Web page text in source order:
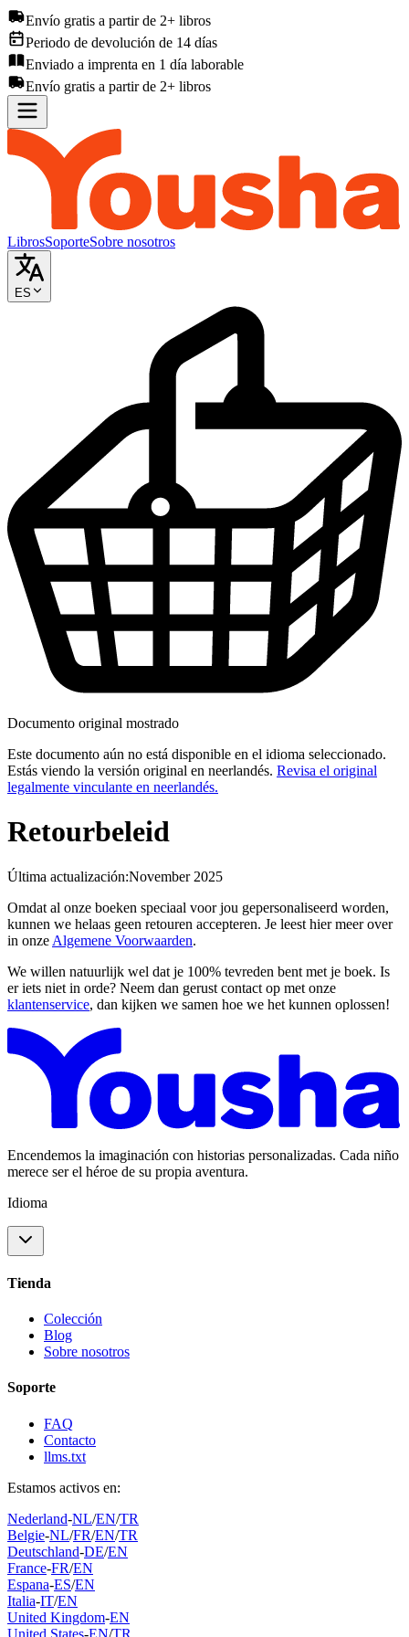
Envío gratis a partir de 2+ libros
Periodo de devolución de 14 días
Enviado a imprenta en 1 día laborable
Envío gratis a partir de 2+ libros
LibrosSoporteSobre nosotros
ES
Documento original mostrado
Este documento aún no está disponible en el idioma seleccionado.
Estás viendo la versión original en neerlandés. Revisa el original
legalmente vinculante en neerlandés.
Retourbeleid
Última actualización:November 2025
Omdat al onze boeken speciaal voor jou gepersonaliseerd worden,
kunnen we helaas geen retouren accepteren. Je leest hier meer over
in onze Algemene Voorwaarden.
We willen natuurlijk wel dat je 100% tevreden bent met je boek. Is
er iets niet in orde? Neem dan gerust contact op met onze
klantenservice, dan kijken we samen hoe we het kunnen oplossen!
Encendemos la imaginación con historias personalizadas. Cada niño
merece ser el héroe de su propia aventura.
Idioma
Tienda
Colección
Blog
Sobre nosotros
Soporte
FAQ
Contacto
llms.txt
Estamos activos en:
Nederland-NL/EN/TR
Belgie-NL/FR/EN/TR
Deutschland-DE/EN
France-FR/EN
Espana-ES/EN
Italia-IT/EN
United Kingdom-EN
United States-EN/TR